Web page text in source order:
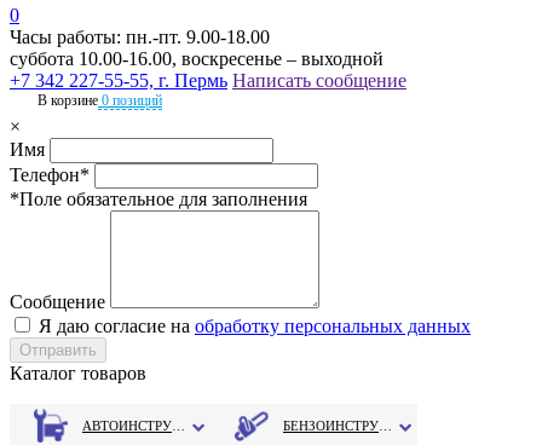
0
Часы работы: пн.-пт. 9.00-18.00
суббота 10.00-16.00, воскресенье – выходной
+7 342 227-55-55, г. Пермь Написать сообщение
В корзине 0 позиций
×
Имя
Телефон*
*Поле обязательное для заполнения
Сообщение
Я даю согласие на обработку персональных данных
Каталог товаров